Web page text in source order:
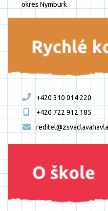
okres Nymburk
+420 310 014 220
+420 722 912 185